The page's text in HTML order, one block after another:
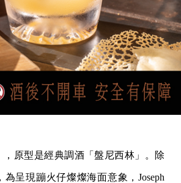
，原型是經典調酒「盤尼西林」。除
呈現蹦火仔燦燦海面意象，Joseph